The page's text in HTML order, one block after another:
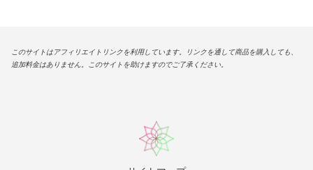
このサイトはアフィリエイトリンクを利用しています。リンクを通して商品を購入しても、
追加料金はありません。このサイトを助けますのでご了承ください。